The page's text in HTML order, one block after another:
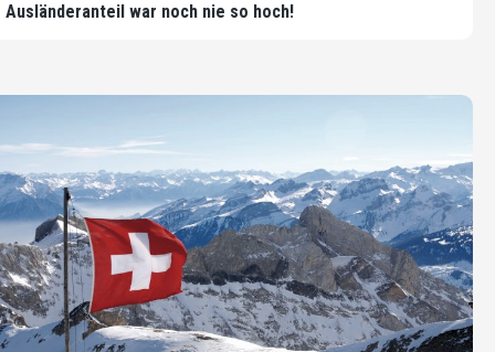
Ausländeranteil war noch nie so hoch!